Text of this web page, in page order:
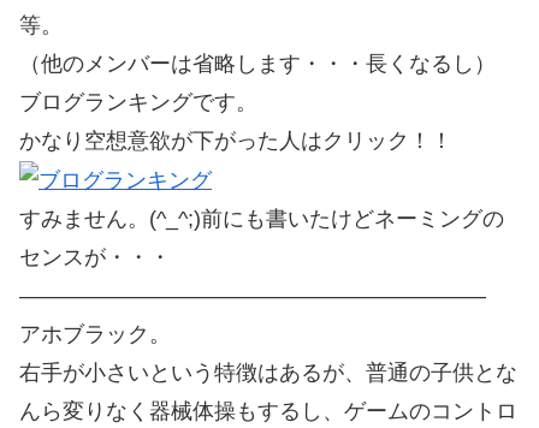
等。
（他のメンバーは省略します・・・長くなるし）
ブログランキングです。
かなり空想意欲が下がった人はクリック！！
すみません。(^_^;)前にも書いたけどネーミングの
センスが・・・
—————————————————————–
アホブラック。
右手が小さいという特徴はあるが、普通の子供とな
んら変りなく器械体操もするし、ゲームのコントロ